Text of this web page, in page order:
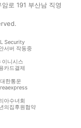
로 191 부산남 직영
Security
서버 작동중
이니시스
카드결제
한통운
아수녀회
의집후원협약